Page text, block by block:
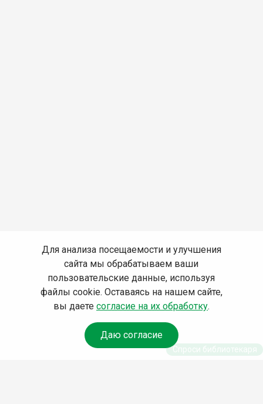
Для анализа посещаемости и улучшения
сайта мы обрабатываем ваши
пользовательские данные, используя
файлы cookie. Оставаясь на нашем сайте,
вы даете согласие на их обработку.
Даю согласие
Спроси библиотекаря